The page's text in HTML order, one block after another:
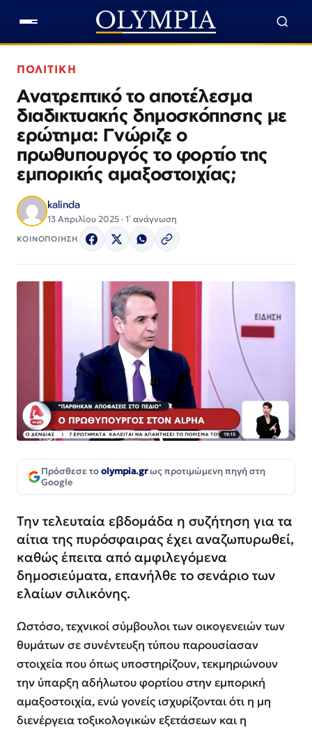
ΠΟΛΙΤΙΚΗ
Ανατρεπτικό το αποτέλεσμα
διαδικτυακής δημοσκόπησης με
ερώτημα: Γνώριζε ο
πρωθυπουργός το φορτίο της
εμπορικής αμαξοστοιχίας;
kalinda
13 Απριλίου 2025 · 1΄ ανάγνωση
ΚΟΙΝΟΠΟΙΗΣΗ
Πρόσθεσε τοolympia.grως προτιμώμενη πηγή στη
Google
Την τελευταία εβδομάδα η συζήτηση για τα
αίτια της πυρόσφαιρας έχει αναζωπυρωθεί,
καθώς έπειτα από αμφιλεγόμενα
δημοσιεύματα, επανήλθε το σενάριο των
ελαίων σιλικόνης.
Ωστόσο, τεχνικοί σύμβουλοι των οικογενειών των
θυμάτων σε συνέντευξη τύπου παρουσίασαν
στοιχεία που όπως υποστηρίζουν, τεκμηριώνουν
την ύπαρξη αδήλωτου φορτίου στην εμπορική
αμαξοστοιχία, ενώ γονείς ισχυρίζονται ότι η μη
διενέργεια τοξικολογικών εξετάσεων και η